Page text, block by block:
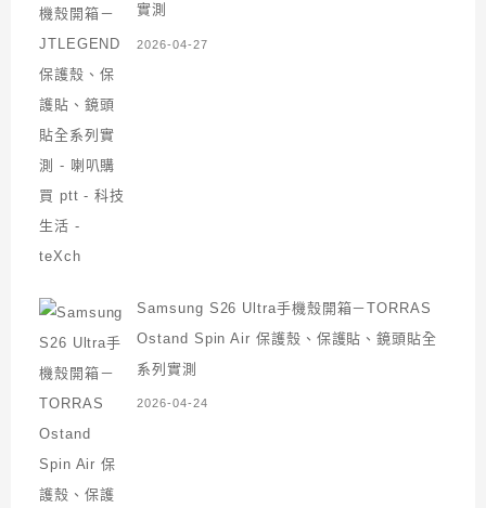
實測
2026-04-27
Samsung S26 Ultra手機殼開箱－TORRAS
Ostand Spin Air 保護殼、保護貼、鏡頭貼全
系列實測
2026-04-24